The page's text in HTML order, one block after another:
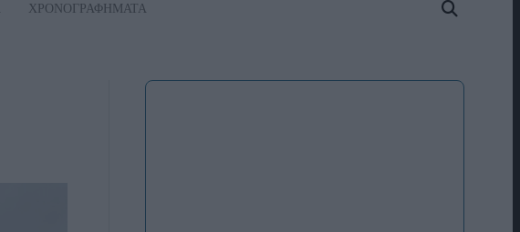
ΧΡΟΝΟΓΡΑΦΗΜΑΤΑ